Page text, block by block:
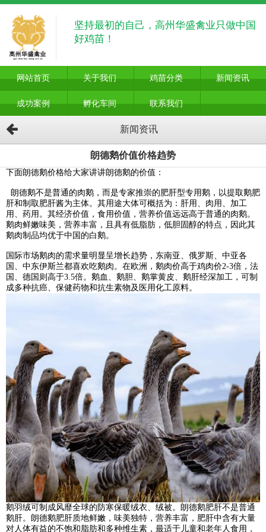
坚持最初的自己，高州华盛禽业只做中国
好鸡苗！
网站首页 关于我们 鸡苗分类 新闻资讯
成功案例 孵化车间 联系我们
新闻资讯
朗德鹅价值价格趋势
下面朗德鹅价格给大家讲讲朗德鹅的价值：
朗德鹅不是普通的肉鹅，而是专家推崇的肥肝型专用鹅，以提取鹅肥
肝和制取肥肝酱为主体。其用途大体可概括为：肝用、肉用、加工
用、药用。其经济价值，食用价值，营养价值远远高于普通的肉鹅。
鹅肉鲜嫩味美，营养丰富，且具有低脂肪，低胆固醇的特点，因此其
鹅肉制品均优于中国的白鹅。
国际市场鹅肉的需求量明显呈增长趋势，东南亚、俄罗斯、中亚各
国、中东伊斯兰都喜欢吃鹅肉。在欧洲，鹅肉价高于鸡肉价2-3倍，法
国、德国则高于3.5倍。鹅血、鹅胆、鹅掌黄皮、鹅肝经深加工，可制
成多种抗癌、保健药物和抗生素物及医用化工原料。
鹅羽绒可制成风靡全球的防寒保暖绒衣、绒被。朗德鹅肥肝不是普通
鹅肝。朗德鹅肥肝质地鲜嫩，味美独特，营养丰富，肥肝中含有大量
对人体有益的不饱和脂肪和多种维生素，最适于儿童和老年人食用，